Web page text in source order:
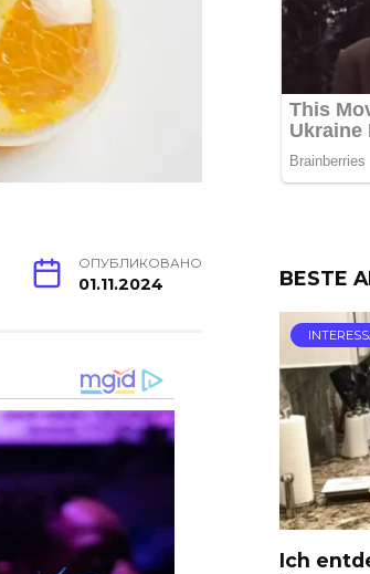
ОПУБЛИКОВАНО
01.11.2024 BESTE
Ich